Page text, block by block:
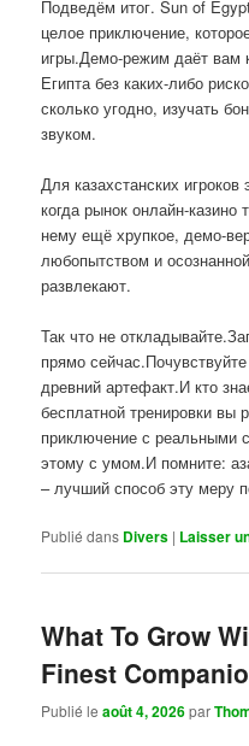
Подведём итог. Sun of
целое приключение,
игры.Демо-режим даёт вам
Египта без каких-либо
сколько угодно, изучать
звуком.
Для казахстанских
когда рынок онлайн-
нему ещё хрупкое, демо-
любопытством и
развлекают.
Так что не
прямо
древний артефакт.И кто
бесплатной тренировки вы
приключение с реальными
этому с умом.И помните:
– лучший способ эту меру
Publié dans Divers | Laisser
What To Grow
Finest
Publié leaoût 4, 2026par